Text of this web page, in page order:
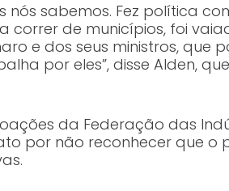
nós sabemos. Fez política
de municípios, foi
e dos seus ministros, que
por eles”, disse Alden,
da Federação das
por não reconhecer que o